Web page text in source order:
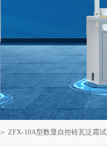
＞ ZFX-10A型数显自控砖瓦泛霜